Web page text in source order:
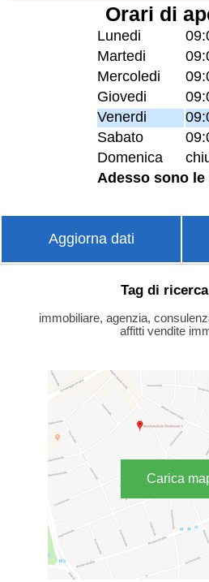
Orari di
Lunedi
Martedi
Mercoledi
Giovedi
Venerdi
Sabato
Domenica
Adesso sono le
Aggiorna dati
Tag di
immobiliare, agenzia,
affitti vendite
Carica